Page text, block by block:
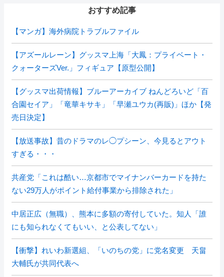
おすすめ記事
【マンガ】海外病院トラブルファイル
【アズールレーン】グッスマ上海「大鳳：プライベート・
クォーターズVer.」フィギュア【原型公開】
【グッスマ出荷情報】ブルーアーカイブ ねんどろいど「百
合園セイア」「竜華キサキ」「早瀬ユウカ(再販)」ほか【発
売日決定】
【放送事故】昔のドラマのレ◯プシーン、今見るとアウト
すぎる・・・
共産党「これは酷い…京都市でマイナンバーカードを持た
ない29万人がポイント給付事業から排除された」
中居正広（無職）、熊本に多額の寄付していた。知人「誰
にも知られなくてもいい、と公表してない」
【衝撃】れいわ新選組、「いのちの党」に党名変更 天畠
大輔氏が共同代表へ